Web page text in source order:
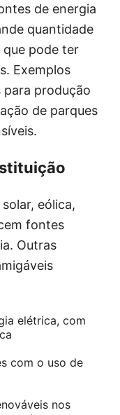
de energia
quantidade
que pode ter
Exemplos
para produção
de parques
eólica,
fontes
Outras
elétrica, com
com o uso de
nos